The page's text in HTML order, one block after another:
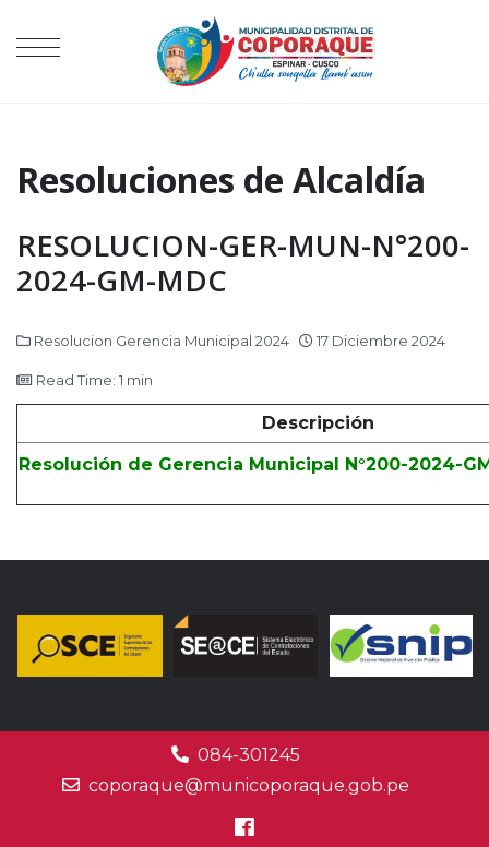
Resoluciones de Alcaldía
RESOLUCION-GER-MUN-N°200-
2024-GM-MDC
Resolucion Gerencia Municipal 2024 17 Diciembre 2024
Read Time: 1 min
Descripción
Resolución de Gerencia Municipal N°200-2024-
084-301245
coporaque@municoporaque.gob.pe